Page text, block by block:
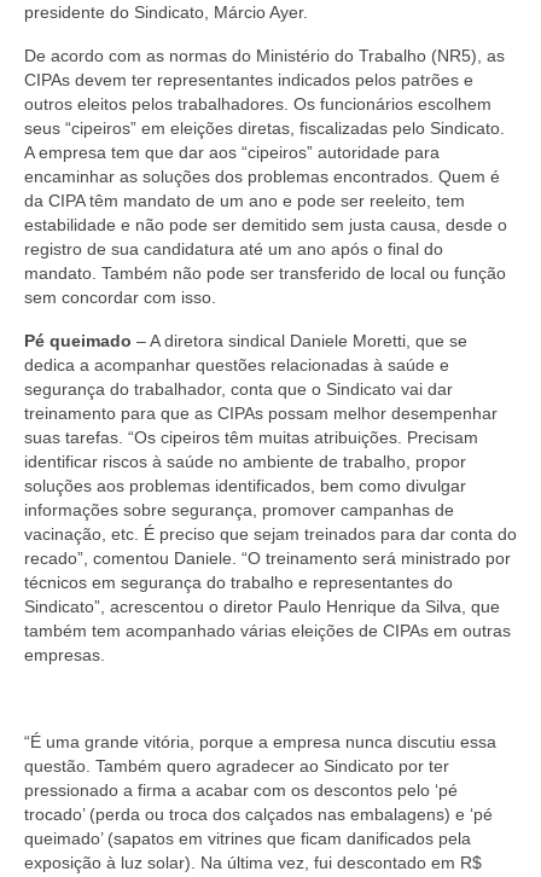
Sede social
Colônia de férias
Refeitórios
Convênios
Dependentes
Benefício Social Familiar
Notícias
Vídeos
Publicações
Editais
Links Úteis
Perguntas frequentes
EMPRESAS
Seja um conveniado
COMUNICAÇÃO
PESQUISA 6×1
presidente do Sindicato, Márcio Ayer.
De acordo com as normas do Ministério do Trabalho (NR5), as
CIPAs devem ter representantes indicados pelos patrões e
outros eleitos pelos trabalhadores. Os funcionários escolhem
seus “cipeiros” em eleições diretas, fiscalizadas pelo Sindicato.
A empresa tem que dar aos “cipeiros” autoridade para
encaminhar as soluções dos problemas encontrados. Quem é
da CIPA têm mandato de um ano e pode ser reeleito, tem
estabilidade e não pode ser demitido sem justa causa, desde o
registro de sua candidatura até um ano após o final do
mandato. Também não pode ser transferido de local ou função
sem concordar com isso.
Pé queimado –A diretora sindical Daniele Moretti, que se
dedica a acompanhar questões relacionadas à saúde e
segurança do trabalhador, conta que o Sindicato vai dar
treinamento para que as CIPAs possam melhor desempenhar
suas tarefas. “Os cipeiros têm muitas atribuições. Precisam
identificar riscos à saúde no ambiente de trabalho, propor
soluções aos problemas identificados, bem como divulgar
informações sobre segurança, promover campanhas de
vacinação, etc. É preciso que sejam treinados para dar conta do
recado”, comentou Daniele. “O treinamento será ministrado por
técnicos em segurança do trabalho e representantes do
Sindicato”, acrescentou o diretor Paulo Henrique da Silva, que
também tem acompanhado várias eleições de CIPAs em outras
empresas.
“É uma grande vitória, porque a empresa nunca discutiu essa
questão. Também quero agradecer ao Sindicato por ter
pressionado a firma a acabar com os descontos pelo ‘pé
trocado’ (perda ou troca dos calçados nas embalagens) e ‘pé
queimado’ (sapatos em vitrines que ficam danificados pela
exposição à luz solar). Na última vez, fui descontado em R$